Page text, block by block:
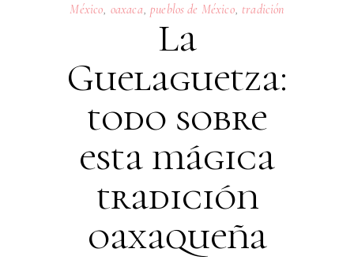
México oaxaca ,pueblos de México, tradición
La
Guelaguetza:
todo sobre
esta mágica
tradición
oaxaqueña